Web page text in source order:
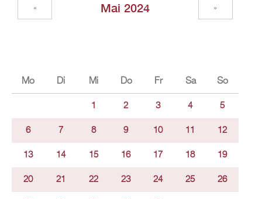
Mai 2024
« »
Mo Di Mi Do Fr Sa So
1 2 3 4 5
6 7 8 9 10 11 12
13 14 15 16 17 18 19
20 21 22 23 24 25 26